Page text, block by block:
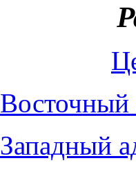
Восточный
Западный